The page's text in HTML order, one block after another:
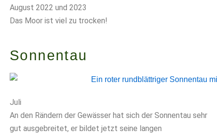
August 2022 und 2023
Das Moor ist viel zu trocken!
Sonnentau
Juli
An den Rändern der Gewässer hat sich der Sonnentau sehr
gut ausgebreitet, er bildet jetzt seine langen